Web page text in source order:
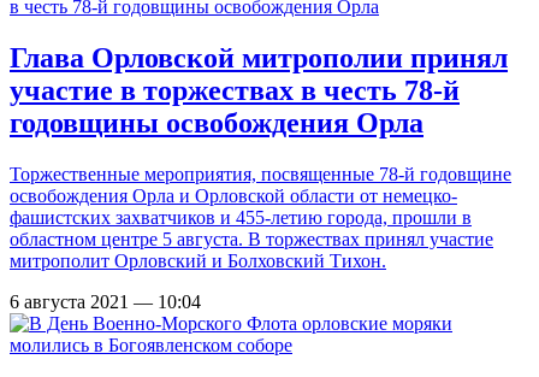
Глава Орловской митрополии принял
участие в торжествах в честь 78-й
годовщины освобождения Орла
Торжественные мероприятия, посвященные 78-й годовщине
освобождения Орла и Орловской области от немецко-
фашистских захватчиков и 455-летию города, прошли в
областном центре 5 августа. В торжествах принял участие
митрополит Орловский и Болховский Тихон.
6 августа 2021 — 10:04